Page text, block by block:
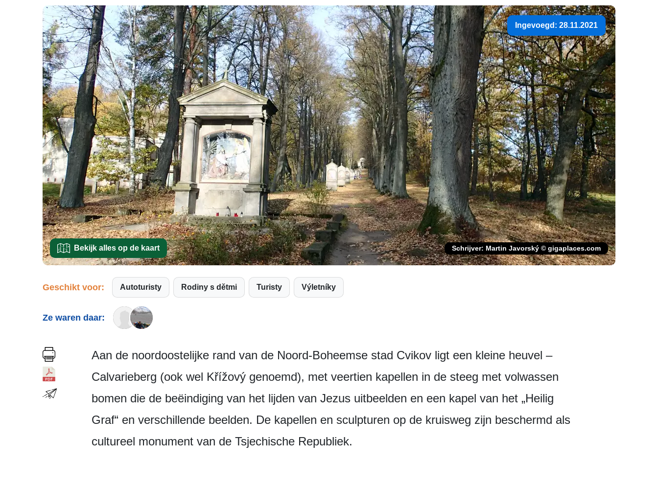
Ingevoegd: 28.11.2021
Bekijk alles op de kaart Schrijver: Martin Javorský © gigaplaces.com
Geschikt voor: Autoturisty Rodiny s dětmi Turisty Výletníky
Ze waren daar:
Aan de noordoostelijke rand van de Noord-Boheemse stad Cvikov ligt een kleine heuvel –
Calvarieberg (ook wel Křížový genoemd), met veertien kapellen in de steeg met volwassen
bomen die de beëindiging van het lijden van Jezus uitbeelden en een kapel van het „Heilig
Graf“ en verschillende beelden. De kapellen en sculpturen op de kruisweg zijn beschermd als
cultureel monument van de Tsjechische Republiek.